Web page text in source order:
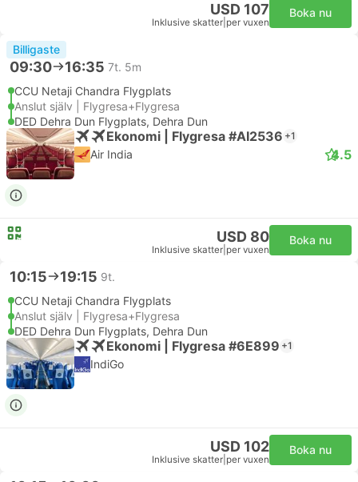
USD 107
Inklusive skatter per vuxen
Boka nu
Billigaste
09:30 16:35 7t. 5m
CCU Netaji Chandra Flygplats
Anslut själv | Flygresa+Flygresa
DED Dehra Dun Flygplats, Dehra Dun
Ekonomi | Flygresa #AI2536 +1
Air India 4.5
USD 80
Inklusive skatter per vuxen
Boka nu
10:15 19:15 9t.
CCU Netaji Chandra Flygplats
Anslut själv | Flygresa+Flygresa
DED Dehra Dun Flygplats, Dehra Dun
Ekonomi | Flygresa #6E899 +1
IndiGo
USD 102
Inklusive skatter per vuxen
Boka nu